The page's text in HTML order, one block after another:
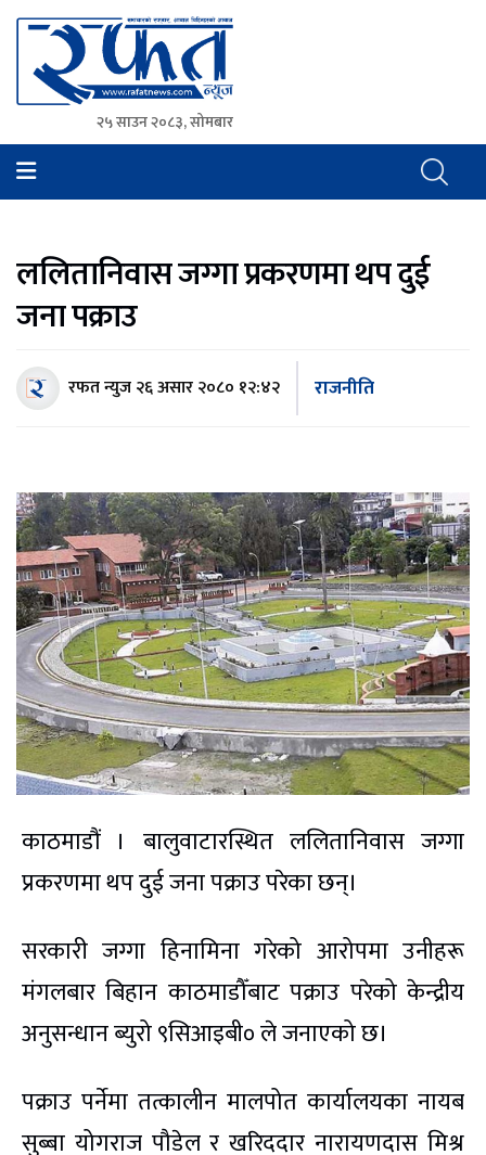
Rafat News
समाचारको रफ्तार, आवाज बिहिनहरुको आवाज
२५ साउन २०८३, सोमबार
ललितानिवास जग्गा प्रकरणमा थप दुई
जना पक्राउ
रफत न्युज२६ असार २०८० १२:४२ राजनीति
काठमाडौं । बालुवाटारस्थित ललितानिवास जग्गा
प्रकरणमा थप दुई जना पक्राउ परेका छन्।
सरकारी जग्गा हिनामिना गरेको आरोपमा उनीहरू
मंगलबार बिहान काठमाडौँबाट पक्राउ परेको केन्द्रीय
अनुसन्धान ब्युरो ९सिआइबी० ले जनाएको छ।
पक्राउ पर्नेमा तत्कालीन मालपोत कार्यालयका नायब
सुब्बा योगराज पौडेल र खरिददार नारायणदास मिश्र